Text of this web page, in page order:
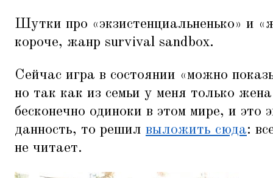
Шутки про «экзистенциальненько» и «
короче, жанр survival sandbox.
Сейчас игра в состоянии «можно
но так как из семьи у меня только
бесконечно одиноки в этом мире, и это
данность, то решил выложить сюда:
не читает.